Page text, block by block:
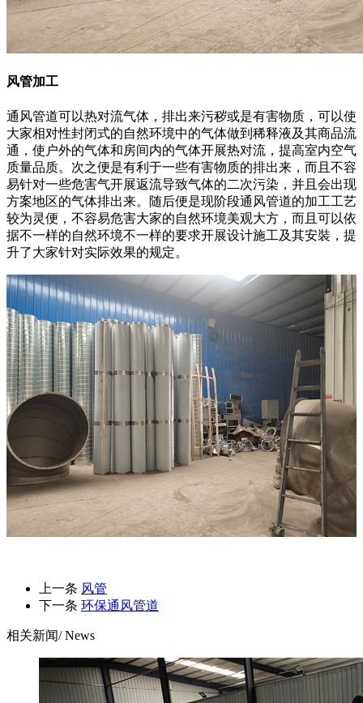
风管加工
通风管道可以热对流气体，排出来污秽或是有害物质，可以使
大家相对性封闭式的自然环境中的气体做到稀释液及其商品流
通，使户外的气体和房间内的气体开展热对流，提高室内空气
质量品质。次之便是有利于一些有害物质的排出来，而且不容
易针对一些危害气开展返流导致气体的二次污染，并且会出现
方案地区的气体排出来。随后便是现阶段通风管道的加工工艺
较为灵便，不容易危害大家的自然环境美观大方，而且可以依
据不一样的自然环境不一样的要求开展设计施工及其安裝，提
升了大家针对实际效果的规定。
上一条 风管
下一条 环保通风管道
相关新闻/ News